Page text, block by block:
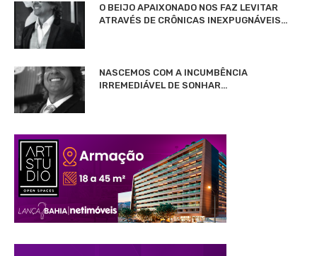
O BEIJO APAIXONADO NOS FAZ LEVITAR
ATRAVÉS DE CRÔNICAS INEXPUGNÁVEIS…
NASCEMOS COM A INCUMBÊNCIA
IRREMEDIÁVEL DE SONHAR…